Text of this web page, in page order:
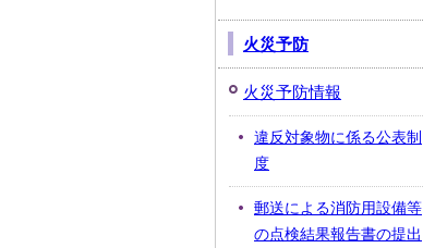
火災予防
火災予防情報
違反対象物に係る公表制
度
郵送による消防用設備等
の点検結果報告書の提出